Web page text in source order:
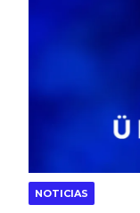
NOTICIAS